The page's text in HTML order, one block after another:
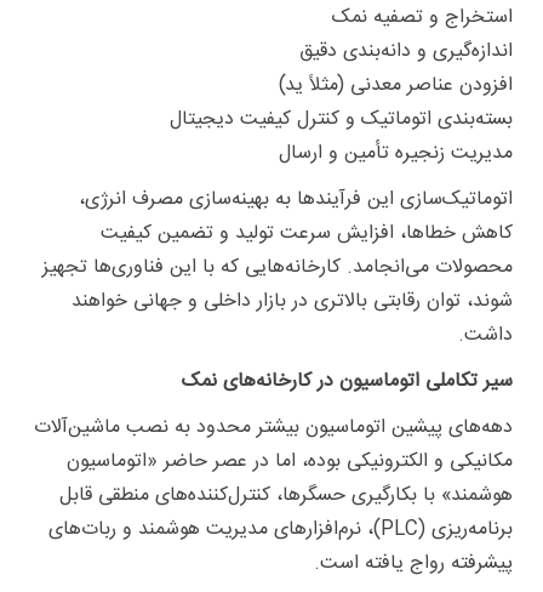
استخراج و تصفیه نمک
اندازه‌گیری و دانه‌بندی دقیق
افزودن عناصر معدنی (مثلاً ید)
بسته‌بندی اتوماتیک و کنترل کیفیت دیجیتال
مدیریت زنجیره تأمین و ارسال
اتوماتیک‌سازی این فرآیندها به بهینه‌سازی مصرف انرژی،
کاهش خطاها، افزایش سرعت تولید و تضمین کیفیت
محصولات می‌انجامد. کارخانه‌هایی که با این فناوری‌ها تجهیز
شوند، توان رقابتی بالاتری در بازار داخلی و جهانی خواهند
داشت.
سیر تکاملی اتوماسیون در کارخانه‌های نمک
دهه‌های پیشین اتوماسیون بیشتر محدود به نصب ماشین‌آلات
مکانیکی و الکترونیکی بوده، اما در عصر حاضر «اتوماسیون
هوشمند» با بکارگیری حسگرها، کنترل‌کننده‌های منطقی قابل
برنامه‌ریزی (PLC)، نرم‌افزارهای مدیریت هوشمند و ربات‌های
پیشرفته رواج یافته است.